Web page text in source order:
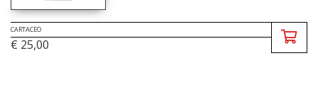
CARTACEO
€ 25,00